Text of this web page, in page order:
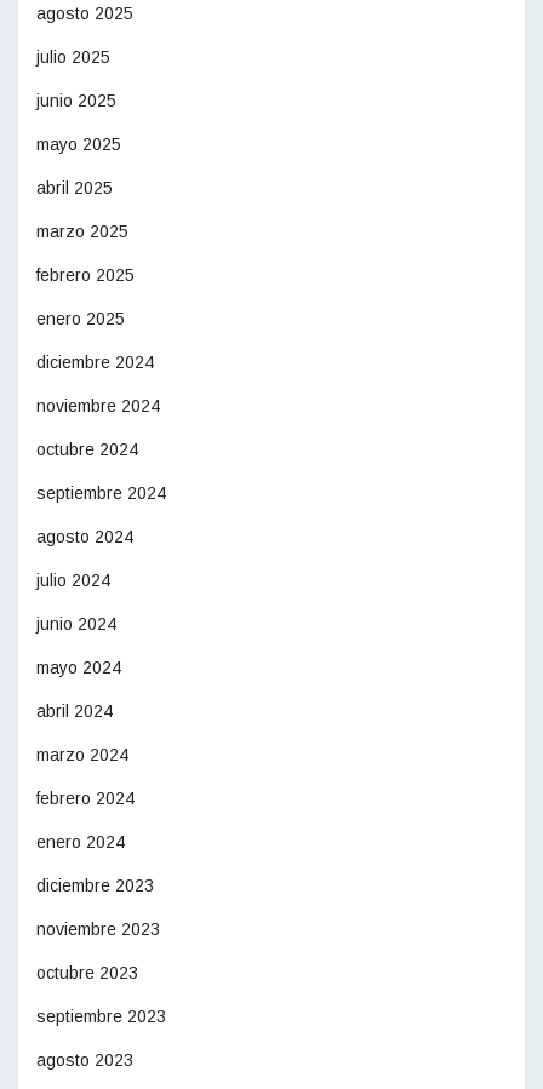
agosto 2025
julio 2025
junio 2025
mayo 2025
abril 2025
marzo 2025
febrero 2025
enero 2025
diciembre 2024
noviembre 2024
octubre 2024
septiembre 2024
agosto 2024
julio 2024
junio 2024
mayo 2024
abril 2024
marzo 2024
febrero 2024
enero 2024
diciembre 2023
noviembre 2023
octubre 2023
septiembre 2023
agosto 2023